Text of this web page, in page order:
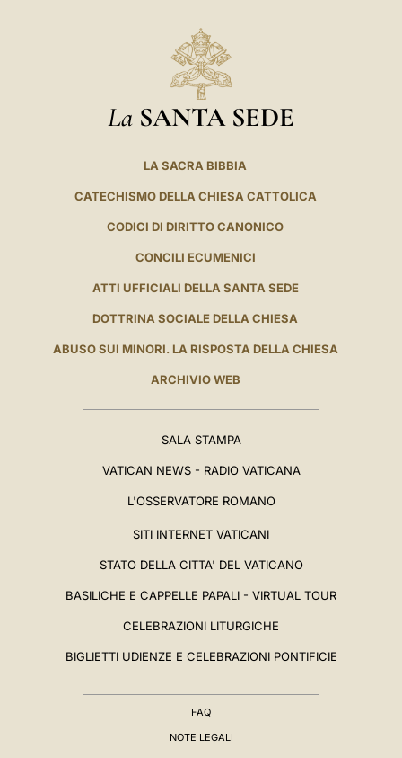
La SANTA SEDE
LA SACRA BIBBIA
CATECHISMO DELLA CHIESA CATTOLICA
CODICI DI DIRITTO CANONICO
CONCILI ECUMENICI
ATTI UFFICIALI DELLA SANTA SEDE
DOTTRINA SOCIALE DELLA CHIESA
ABUSO SUI MINORI. LA RISPOSTA DELLA CHIESA
ARCHIVIO WEB
SALA STAMPA
VATICAN NEWS - RADIO VATICANA
L'OSSERVATORE ROMANO
SITI INTERNET VATICANI
STATO DELLA CITTA' DEL VATICANO
BASILICHE E CAPPELLE PAPALI - VIRTUAL TOUR
CELEBRAZIONI LITURGICHE
BIGLIETTI UDIENZE E CELEBRAZIONI PONTIFICIE
FAQ
NOTE LEGALI